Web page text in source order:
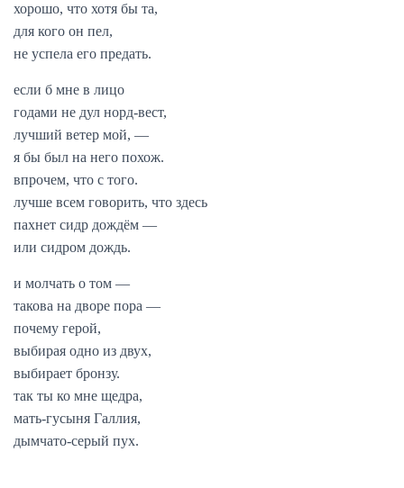
хорошо, что хотя бы та,
для кого он пел,
не успела его предать.
если б мне в лицо
годами не дул норд-вест,
лучший ветер мой, —
я бы был на него похож.
впрочем, что с того.
лучше всем говорить, что здесь
пахнет сидр дождём —
или сидром дождь.
и молчать о том —
такова на дворе пора —
почему герой,
выбирая одно из двух,
выбирает бронзу.
так ты ко мне щедра,
мать-гусыня Галлия,
дымчато-серый пух.